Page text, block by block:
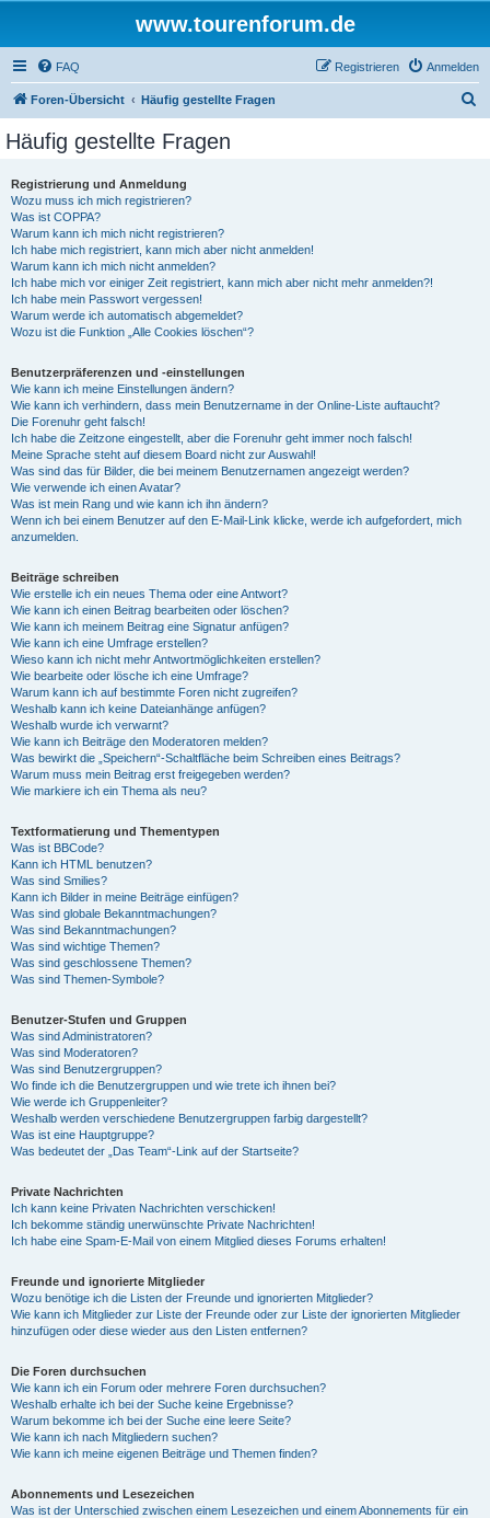
www.tourenforum.de
FAQ Anmelden
Registrieren
Foren-Übersicht Häufig gestellte Fragen
Häufig gestellte Fragen
Registrierung und Anmeldung
Wozu muss ich mich registrieren?
Was ist COPPA?
Warum kann ich mich nicht registrieren?
Ich habe mich registriert, kann mich aber nicht anmelden!
Warum kann ich mich nicht anmelden?
Ich habe mich vor einiger Zeit registriert, kann mich aber nicht mehr anmelden?!
Ich habe mein Passwort vergessen!
Warum werde ich automatisch abgemeldet?
Wozu ist die Funktion „Alle Cookies löschen“?
Benutzerpräferenzen und -einstellungen
Wie kann ich meine Einstellungen ändern?
Wie kann ich verhindern, dass mein Benutzername in der Online-Liste auftaucht?
Die Forenuhr geht falsch!
Ich habe die Zeitzone eingestellt, aber die Forenuhr geht immer noch falsch!
Meine Sprache steht auf diesem Board nicht zur Auswahl!
Was sind das für Bilder, die bei meinem Benutzernamen angezeigt werden?
Wie verwende ich einen Avatar?
Was ist mein Rang und wie kann ich ihn ändern?
Wenn ich bei einem Benutzer auf den E-Mail-Link klicke, werde ich aufgefordert, mich
anzumelden.
Beiträge schreiben
Wie erstelle ich ein neues Thema oder eine Antwort?
Wie kann ich einen Beitrag bearbeiten oder löschen?
Wie kann ich meinem Beitrag eine Signatur anfügen?
Wie kann ich eine Umfrage erstellen?
Wieso kann ich nicht mehr Antwortmöglichkeiten erstellen?
Wie bearbeite oder lösche ich eine Umfrage?
Warum kann ich auf bestimmte Foren nicht zugreifen?
Weshalb kann ich keine Dateianhänge anfügen?
Weshalb wurde ich verwarnt?
Wie kann ich Beiträge den Moderatoren melden?
Was bewirkt die „Speichern“-Schaltfläche beim Schreiben eines Beitrags?
Warum muss mein Beitrag erst freigegeben werden?
Wie markiere ich ein Thema als neu?
Textformatierung und Thementypen
Was ist BBCode?
Kann ich HTML benutzen?
Was sind Smilies?
Kann ich Bilder in meine Beiträge einfügen?
Was sind globale Bekanntmachungen?
Was sind Bekanntmachungen?
Was sind wichtige Themen?
Was sind geschlossene Themen?
Was sind Themen-Symbole?
Benutzer-Stufen und Gruppen
Was sind Administratoren?
Was sind Moderatoren?
Was sind Benutzergruppen?
Wo finde ich die Benutzergruppen und wie trete ich ihnen bei?
Wie werde ich Gruppenleiter?
Weshalb werden verschiedene Benutzergruppen farbig dargestellt?
Was ist eine Hauptgruppe?
Was bedeutet der „Das Team“-Link auf der Startseite?
Private Nachrichten
Ich kann keine Privaten Nachrichten verschicken!
Ich bekomme ständig unerwünschte Private Nachrichten!
Ich habe eine Spam-E-Mail von einem Mitglied dieses Forums erhalten!
Freunde und ignorierte Mitglieder
Wozu benötige ich die Listen der Freunde und ignorierten Mitglieder?
Wie kann ich Mitglieder zur Liste der Freunde oder zur Liste der ignorierten Mitglieder
hinzufügen oder diese wieder aus den Listen entfernen?
Die Foren durchsuchen
Wie kann ich ein Forum oder mehrere Foren durchsuchen?
Weshalb erhalte ich bei der Suche keine Ergebnisse?
Warum bekomme ich bei der Suche eine leere Seite?
Wie kann ich nach Mitgliedern suchen?
Wie kann ich meine eigenen Beiträge und Themen finden?
Abonnements und Lesezeichen
Was ist der Unterschied zwischen einem Lesezeichen und einem Abonnements für ein